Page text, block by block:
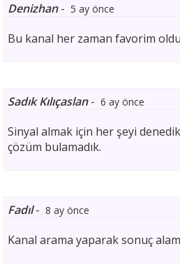
Denizhan- 5 ay önce
Bu kanal her zaman favorim
Sadık Kılıçaslan- 6 ay önce
Sinyal almak için her şeyi
çözüm bulamadık.
Fadıl- 8 ay önce
Kanal arama yaparak sonuç